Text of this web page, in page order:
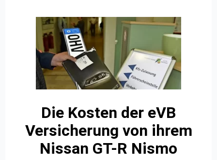
Die Kosten der eVB
Versicherung von ihrem
Nissan GT-R Nismo